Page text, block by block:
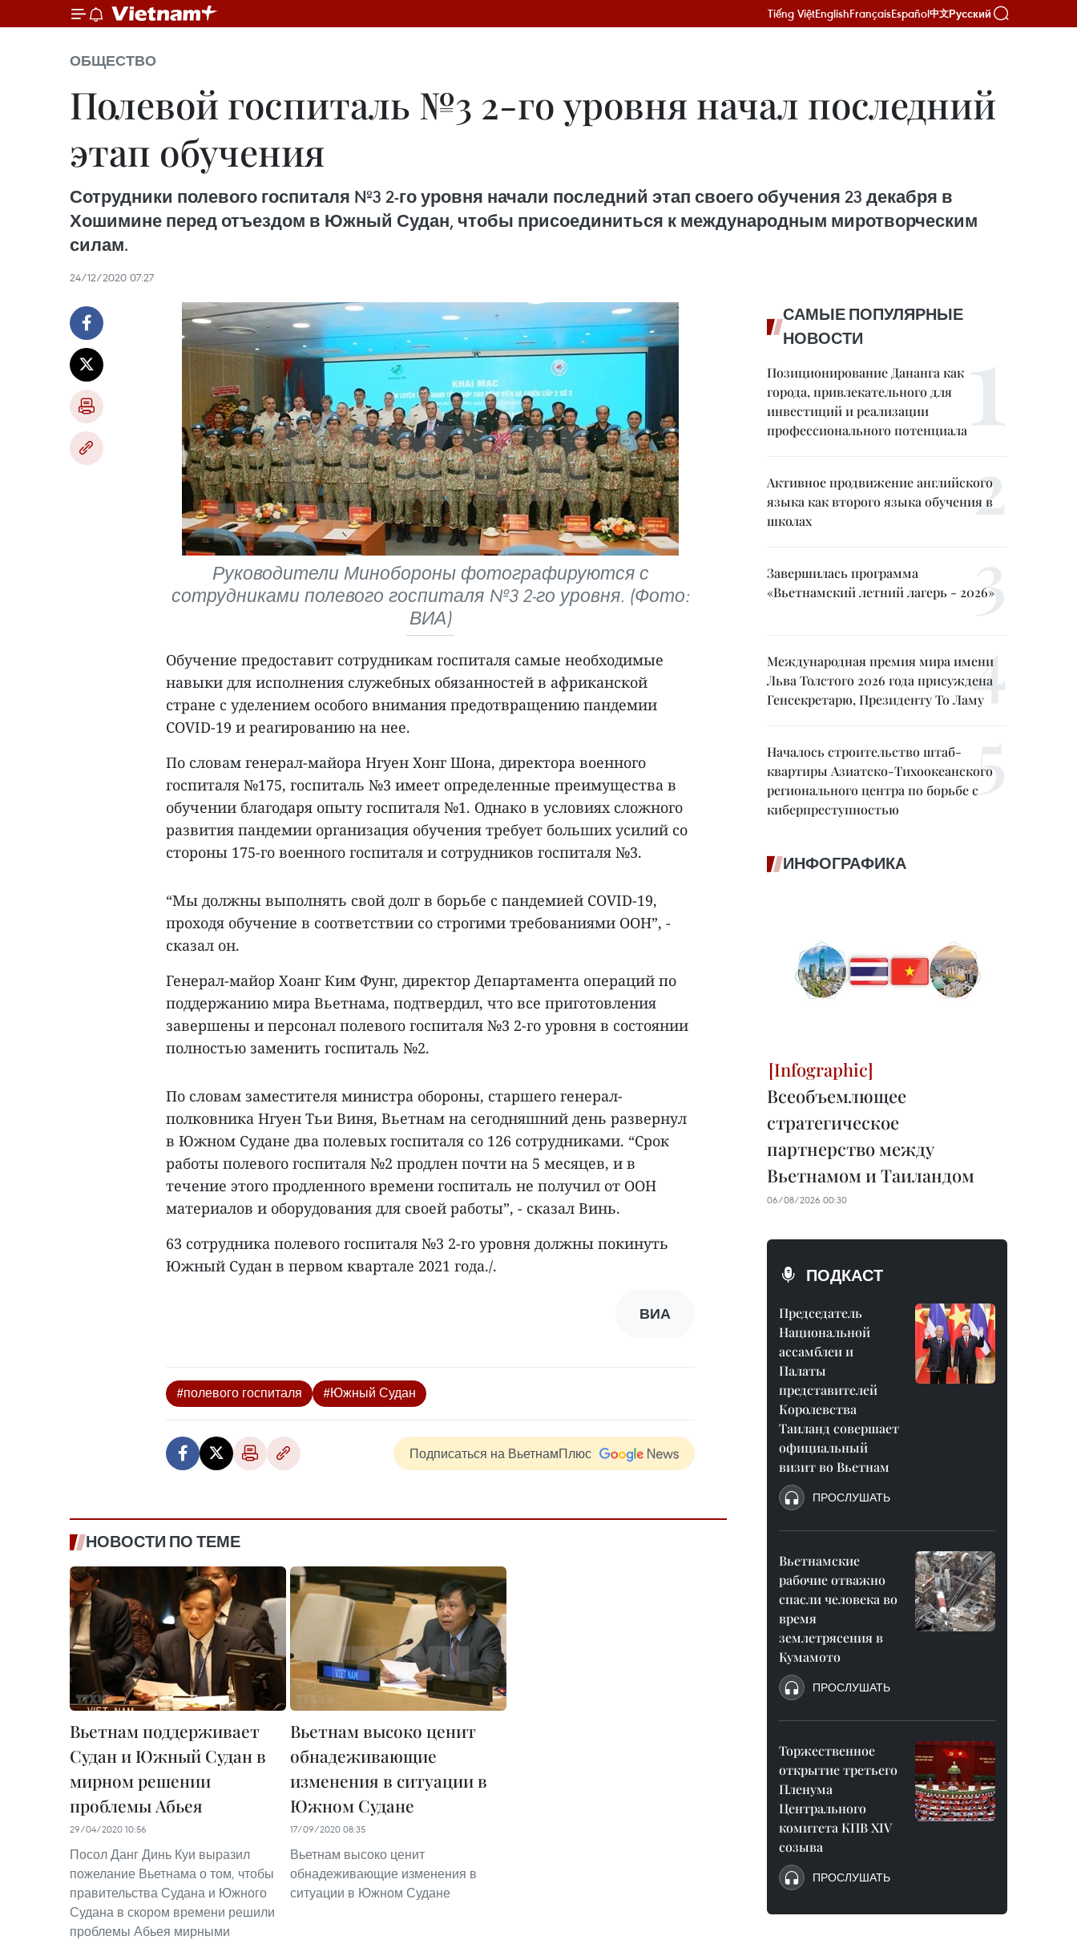
Tiếng ViệtEnglishFrançaisEspañol中文Русский
ОБЩЕСТВО
Полевой госпиталь №3 2-го уровня начал последний
этап обучения
Сотрудники полевого госпиталя №3 2-го уровня начали последний этап своего обучения 23 декабря в
Хошимине перед отъездом в Южный Судан, чтобы присоединиться к международным миротворческим
силам.
24/12/2020 07:27
Руководители Минобороны фотографируются с
сотрудниками полевого госпиталя №3 2-го уровня. (Фото:
ВИА)
Обучение предоставит сотрудникам госпиталя самые необходимые
навыки для исполнения служебных обязанностей в африканской
стране с уделением особого внимания предотвращению пандемии
COVID-19 и реагированию на нее.
По словам генерал-майора Нгуен Хонг Шона, директора военного
госпиталя №175, госпиталь №3 имеет определенные преимущества в
обучении благодаря опыту госпиталя №1. Однако в условиях сложного
развития пандемии организация обучения требует больших усилий со
стороны 175-го военного госпиталя и сотрудников госпиталя №3.
“Мы должны выполнять свой долг в борьбе с пандемией COVID-19,
проходя обучение в соответствии со строгими требованиями ООН”, -
сказал он.
Генерал-майор Хоанг Ким Фунг, директор Департамента операций по
поддержанию мира Вьетнама, подтвердил, что все приготовления
завершены и персонал полевого госпиталя №3 2-го уровня в состоянии
полностью заменить госпиталь №2.
По словам заместителя министра обороны, старшего генерал-
полковника Нгуен Тьи Виня, Вьетнам на сегодняшний день развернул
в Южном Судане два полевых госпиталя со 126 сотрудниками. “Срок
работы полевого госпиталя №2 продлен почти на 5 месяцев, и в
течение этого продленного времени госпиталь не получил от ООН
материалов и оборудования для своей работы”, - сказал Винь.
63 сотрудника полевого госпиталя №3 2-го уровня должны покинуть
Южный Судан в первом квартале 2021 года./.
ВИА
#полевого госпиталя #Южный Судан
Подписаться на ВьетнамПлюс
НОВОСТИ ПО ТЕМЕ
Вьетнам поддерживает
Судан и Южный Судан в
мирном решении
проблемы Абьея
29/04/2020 10:56
Посол Данг Динь Куи выразил
пожелание Вьетнама о том, чтобы
правительства Судана и Южного
Судана в скором времени решили
проблемы Абьея мирными
Вьетнам высоко ценит
обнадеживающие
изменения в ситуации в
Южном Судане
17/09/2020 08:35
Вьетнам высоко ценит
обнадеживающие изменения в
ситуации в Южном Судане
САМЫЕ ПОПУЛЯРНЫЕ
НОВОСТИ
Позиционирование Дананга как
города, привлекательного для
инвестиций и реализации
профессионального потенциала
Активное продвижение английского
языка как второго языка обучения в
школах
Завершилась программа
«Вьетнамский летний лагерь - 2026»
Международная премия мира имени
Льва Толстого 2026 года присуждена
Генсекретарю, Президенту То Ламу
Началось строительство штаб-
квартиры Азиатско-Тихоокеанского
регионального центра по борьбе с
киберпреступностью
ИНФОГРАФИКА
Всеобъемлющее
стратегическое
партнерство между
Вьетнамом и Таиландом
06/08/2026 00:30
ПОДКАСТ
Председатель
Национальной
ассамблеи и
Палаты
представителей
Королевства
Таиланд совершает
официальный
визит во Вьетнам
ПРОСЛУШАТЬ
Вьетнамские
рабочие отважно
спасли человека во
время
землетрясения в
Кумамото
ПРОСЛУШАТЬ
Торжественное
открытие третьего
Пленума
Центрального
комитета КПВ XIV
созыва
ПРОСЛУШАТЬ